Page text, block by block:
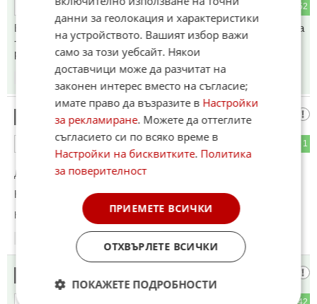
52
ОТГОВОР
Европа ще яде тва де не е за ядене с украинската пасмина
- тия меки китки още не проумяват с кви терорета си имат
работа!
21.05.2026
Ракети и бомби падат в Русия
1
ОТГОВОР
До коментар#9от "Пич":
Не в НАТО.
Коментиран от #14
21.05.2026
42
данни за геолокация и характеристики
на устройството. Вашият избор важи
само за този уебсайт. Някои
доставчици може да разчитат на
законен интерес вместо на съгласие;
имате право да възразите в Настройки
за рекламиране. Можете да оттеглите
съгласието си по всяко време в
Настройки на бисквитките. Политика
за поверителност
ПРИЕМЕТЕ ВСИЧКИ
ОТХВЪРЛЕТЕ ВСИЧКИ
ПОКАЖЕТЕ ПОДРОБНОСТИ